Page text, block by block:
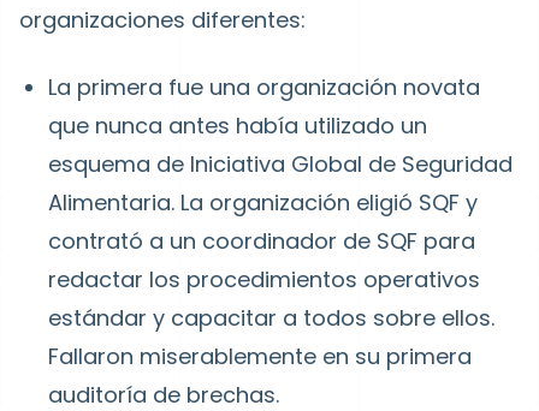
organizaciones diferentes:
La primera fue una organización novata
que nunca antes había utilizado un
esquema de Iniciativa Global de Seguridad
Alimentaria. La organización eligió SQF y
contrató a un coordinador de SQF para
redactar los procedimientos operativos
estándar y capacitar a todos sobre ellos.
Fallaron miserablemente en su primera
auditoría de brechas.